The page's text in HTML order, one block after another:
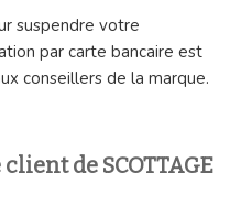
suspendre votre
par carte bancaire est
conseillers de la marque.
de SCOTTAGE